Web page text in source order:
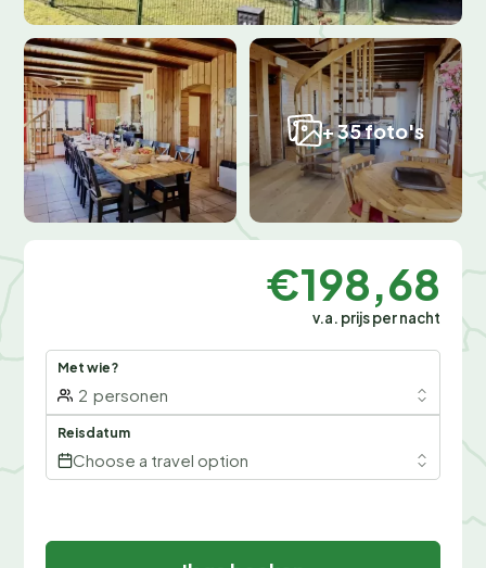
+ 35 foto's
€198,68
v.a. prijs per nacht
Met wie?
2 personen
Reisdatum
Choose a travel option